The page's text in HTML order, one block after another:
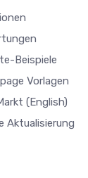
Beispiele
Vorlagen
(English)
Aktualisierung